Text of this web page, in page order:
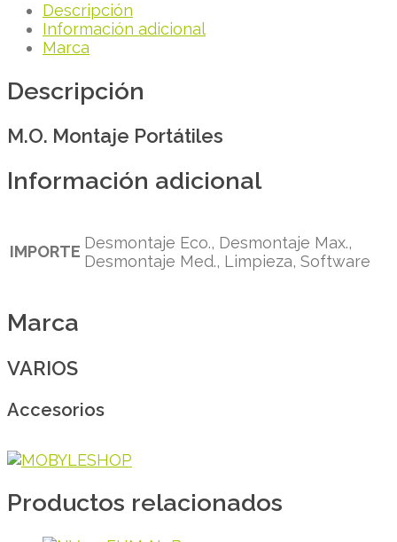
Descripción
Información adicional
Marca
Descripción
M.O. Montaje Portátiles
Información adicional
IMPORTE Desmontaje Eco., Desmontaje Max.,
Desmontaje Med., Limpieza, Software
Marca
VARIOS
Accesorios
Productos relacionados